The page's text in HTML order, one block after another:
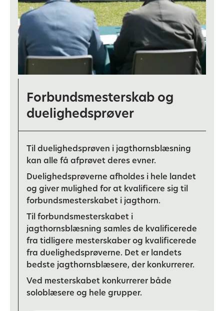
Forbundsmesterskab og
duelighedsprøver
Til duelighedsprøven i jagthornsblæsning
kan alle få afprøvet deres evner.
Duelighedsprøverne afholdes i hele landet
og giver mulighed for at kvalificere sig til
forbundsmesterskabet i jagthorn.
Til forbundsmesterskabet i
jagthornsblæsning samles de kvalificerede
fra tidligere mesterskaber og kvalificerede
fra duelighedsprøverne. Det er landets
bedste jagthornsblæsere, der konkurrerer.
Ved mesterskabet konkurrerer både
soloblæsere og hele grupper.